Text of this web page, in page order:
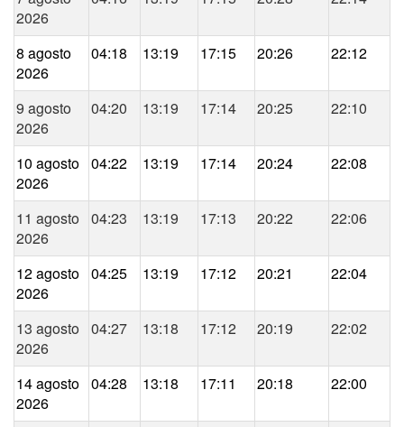
2026
8 agosto
2026
04:18 13:19 17:15 20:26 22:12
9 agosto
2026
04:20 13:19 17:14 20:25 22:10
10 agosto
2026
04:22 13:19 17:14 20:24 22:08
11 agosto
2026
04:23 13:19 17:13 20:22 22:06
12 agosto
2026
04:25 13:19 17:12 20:21 22:04
13 agosto
2026
04:27 13:18 17:12 20:19 22:02
14 agosto
2026
04:28 13:18 17:11 20:18 22:00